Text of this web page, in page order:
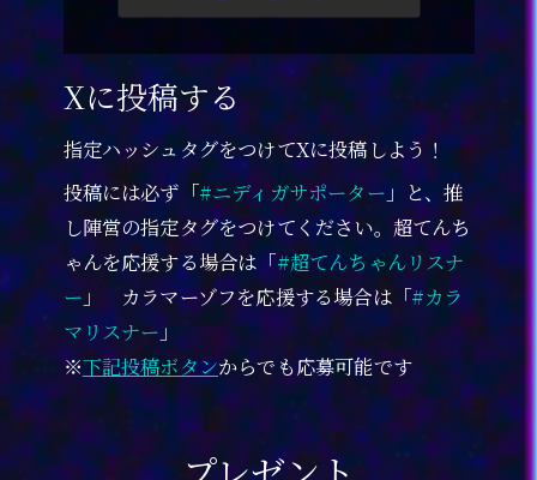
Xに投稿する
指定ハッシュタグをつけてXに投稿しよう！
投稿には必ず「#ニディガサポーター 」と、推
し陣営の指定タグをつけてください。超てんち
ゃんを応援する場合は「#超てんちゃんリスナ
ー 」 カラマーゾフを応援する場合は「#カラ
マリスナー 」
※下記投稿ボタンからでも応募可能です